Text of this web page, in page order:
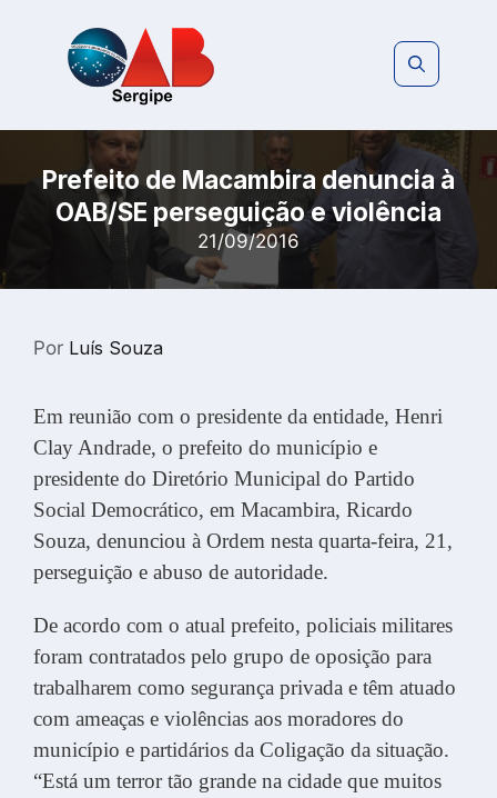
Prefeito de Macambira denuncia à
OAB/SE perseguição e violência
21/09/2016
Por Luís Souza
Em reunião com o presidente da entidade, Henri
Clay Andrade, o prefeito do município e
presidente do Diretório Municipal do Partido
Social Democrático, em Macambira, Ricardo
Souza, denunciou à Ordem nesta quarta-feira, 21,
perseguição e abuso de autoridade.
De acordo com o atual prefeito, policiais militares
foram contratados pelo grupo de oposição para
trabalharem como segurança privada e têm atuado
com ameaças e violências aos moradores do
município e partidários da Coligação da situação.
“Está um terror tão grande na cidade que muitos